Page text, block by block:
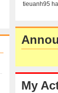
tieuanh95
My